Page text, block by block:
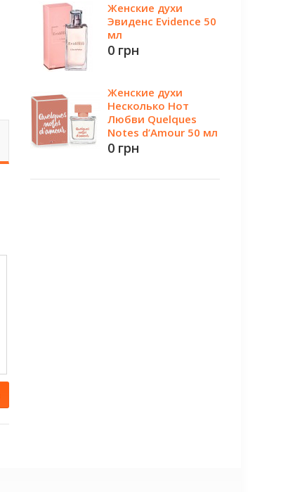
Женские духи
Эвиденс Evidence 50
мл
0 грн
Женские духи
Несколько Нот
Любви Quelques
Notes d’Amour 50 мл
0 грн